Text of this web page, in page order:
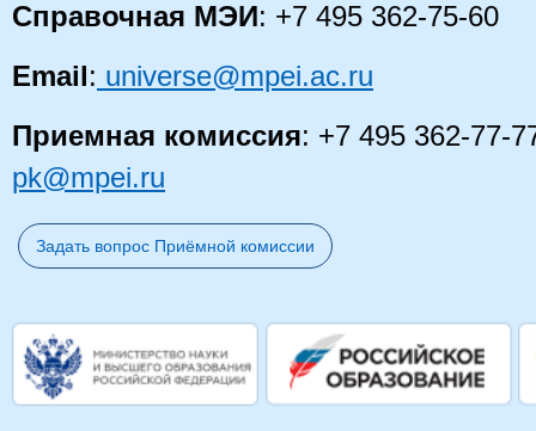
Справочная МЭИ: +7 495 362-75-60
Email: universe@mpei.ac.ru
Приемная комиссия: +7 495 362-77-
pk@mpei.ru
Задать вопрос Приёмной комиссии